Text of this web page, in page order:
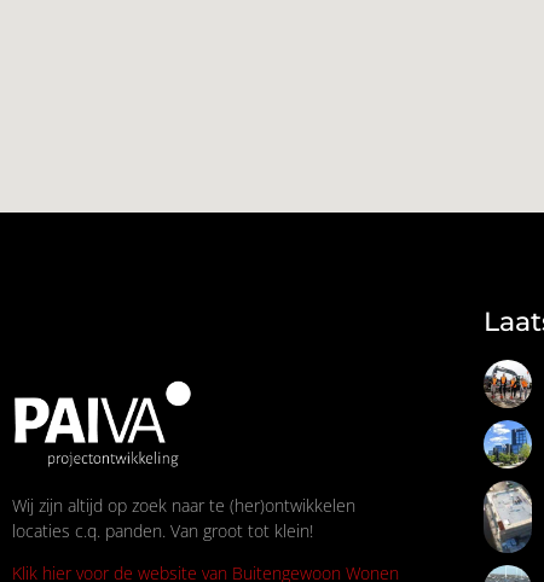
Wij zijn altijd op zoek naar te (her)ontwikkelen
locaties c.q. panden. Van groot tot klein!
Klik hier voor de website van Buitengewoon Wonen